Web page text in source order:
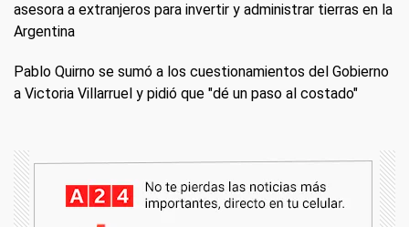
asesora a extranjeros para invertir y administrar tierras en la
Argentina
Pablo Quirno se sumó a los cuestionamientos del Gobierno
a Victoria Villarruel y pidió que "dé un paso al costado"